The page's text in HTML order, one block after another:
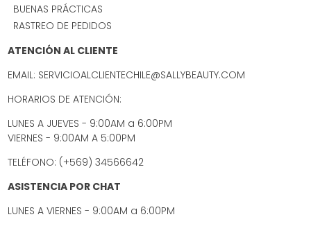
BUENAS PRÁCTICAS
RASTREO DE PEDIDOS
ATENCIÓN AL CLIENTE
EMAIL: SERVICIOALCLIENTECHILE@SALLYBEAUTY.COM
HORARIOS DE ATENCIÓN:
LUNES A JUEVES - 9:00AM a 6:00PM
VIERNES - 9:00AM A 5:00PM
TELÉFONO: (+569) 34566642
ASISTENCIA POR CHAT
LUNES A VIERNES - 9:00AM a 6:00PM